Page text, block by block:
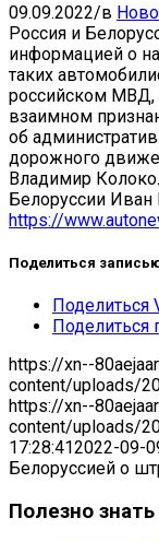
09.09.2022/в
Россия и
информацией о
таких
российском МВД,
взаимном
об
дорожного
Владимир
Белоруссии Иван
https://
Поделиться
Поделиться
Поделиться
https://xn--
content/uploads/
https://xn--
content/uploads/
17:28:412022-09-
Белоруссией о
Полезно знать